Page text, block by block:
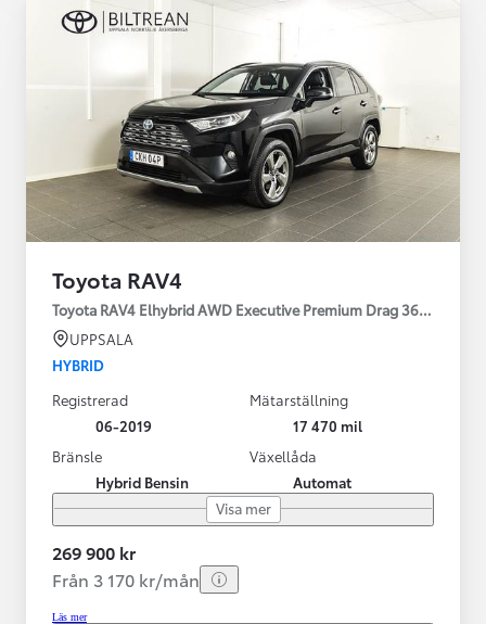
Toyota RAV4
Toyota RAV4 Elhybrid AWD Executive Premium Drag 360-kamera
UPPSALA
HYBRID
Registrerad
06-2019
Mätarställning
17 470 mil
Bränsle
Hybrid Bensin
Växellåda
Automat
Visa mer
269 900 kr
Från 3 170 kr/mån
Läs mer